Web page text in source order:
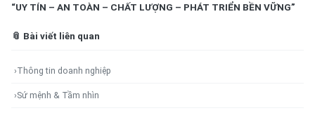
“UY TÍN – AN TOÀN – CHẤT LƯỢNG – PHÁT TRIỂN BỀN VỮNG”
📎 Bài viết liên quan
›Thông tin doanh nghiệp
›Sứ mệnh & Tầm nhìn